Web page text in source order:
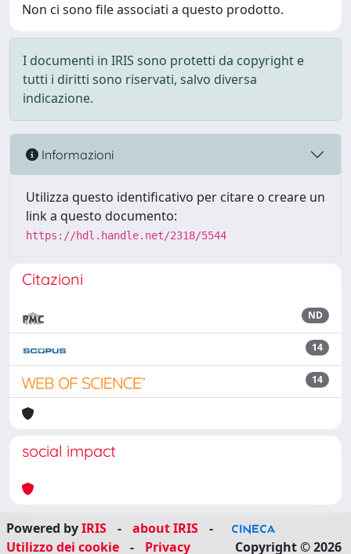
Non ci sono file associati a questo prodotto.
I documenti in IRIS sono protetti da copyright e
tutti i diritti sono riservati, salvo diversa
indicazione.
Informazioni
Utilizza questo identificativo per citare o creare un
link a questo documento:
https://hdl.handle.net/2318/5544
Citazioni
ND
14
14
social impact
Powered byIRIS - about IRIS
-
Utilizzo dei cookie
- Privacy Copyright © 2026